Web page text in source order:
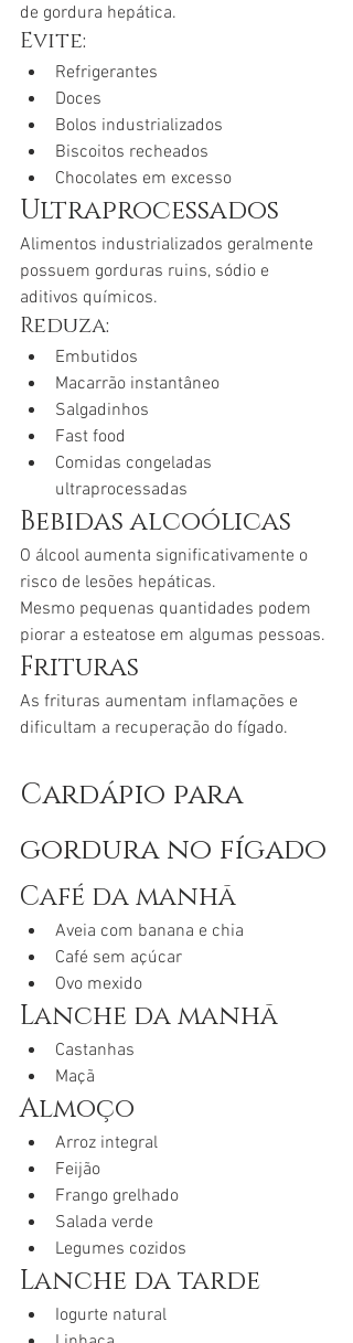
de gordura hepática.
Evite:
Refrigerantes
Doces
Bolos industrializados
Biscoitos recheados
Chocolates em excesso
Ultraprocessados
Alimentos industrializados geralmente
possuem gorduras ruins, sódio e
aditivos químicos.
Reduza:
Embutidos
Macarrão instantâneo
Salgadinhos
Fast food
Comidas congeladas
ultraprocessadas
Bebidas alcoólicas
O álcool aumenta significativamente o
risco de lesões hepáticas.
Mesmo pequenas quantidades podem
piorar a esteatose em algumas pessoas.
Frituras
As frituras aumentam inflamações e
dificultam a recuperação do fígado.
Cardápio para
gordura no fígado
Café da manhã
Aveia com banana e chia
Café sem açúcar
Ovo mexido
Lanche da manhã
Castanhas
Maçã
Almoço
Arroz integral
Feijão
Frango grelhado
Salada verde
Legumes cozidos
Lanche da tarde
Iogurte natural